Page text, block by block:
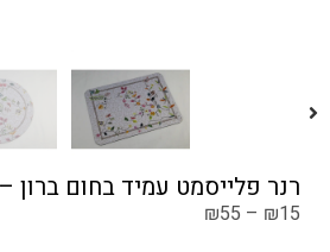
רנר פלייסמט עמיד בחום ברון –
₪15
–
₪55